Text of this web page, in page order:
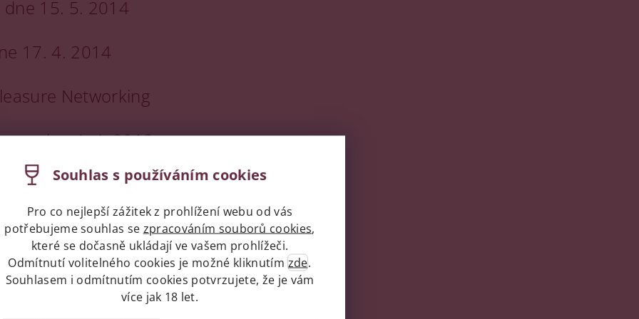
15. 5. 2014
17. 4. 2014
Networking
ze dne 4. 4. 2013
ze dne 1.4.2014
23.3.2014
Francie ze dne
Souhlas s používáním cookies
Pro co nejlepší zážitek z prohlížení webu od vás
potřebujeme souhlas se zpracováním souborů cookies,
které se dočasně ukládají ve vašem prohlížeči.
Odmítnutí volitelného cookies je možné kliknutím zde.
Souhlasem i odmítnutím cookies potvrzujete, že je vám
více jak 18 let.